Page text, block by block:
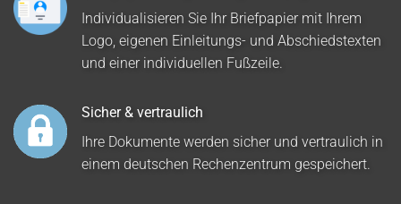
Individualisieren Sie Ihr Briefpapier mit Ihrem
Logo, eigenen Einleitungs- und Abschiedstexten
und einer individuellen Fußzeile.
Sicher & vertraulich
Ihre Dokumente werden sicher und vertraulich in
einem deutschen Rechenzentrum gespeichert.